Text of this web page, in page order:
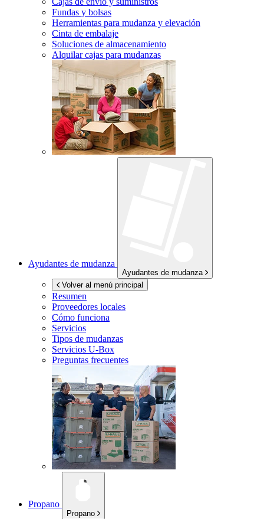
Fundas y bolsas
Herramientas para mudanza y elevación
Cinta de embalaje
Soluciones de almacenamiento
Alquilar cajas para mudanzas
Ayudantes de mudanza
Ayudantes de mudanza
Volver al menú principal
Resumen
Proveedores locales
Cómo funciona
Servicios
Tipos de mudanzas
Servicios U-Box
Preguntas frecuentes
Propano
Propano